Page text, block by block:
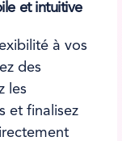
et intuitive
à vos
des
les
et finalisez